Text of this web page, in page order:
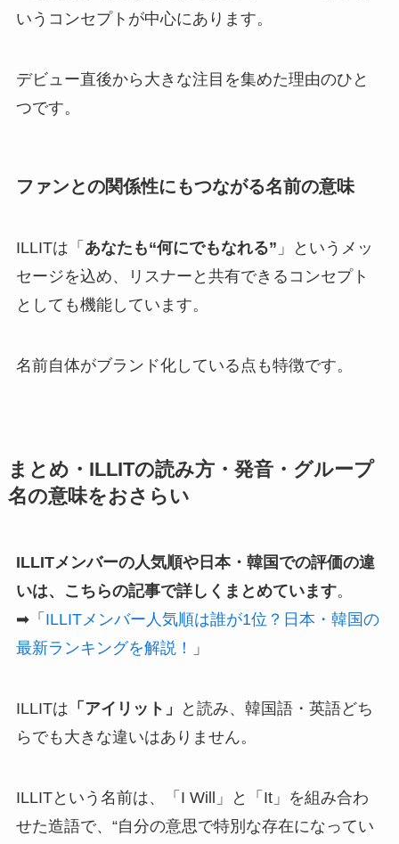
いうコンセプトが中心にあります。
デビュー直後から大きな注目を集めた理由のひと
つです。
ファンとの関係性にもつながる名前の意味
ILLITは「 あなたも“何にでもなれる” 」というメッ
セージを込め、リスナーと共有できるコンセプト
としても機能しています。
名前自体がブランド化している点も特徴です。
まとめ・ILLITの読み方・発音・グループ
名の意味をおさらい
ILLITメンバーの人気順や日本・韓国での評価の違
いは、こちらの記事で詳しくまとめています。
➡「 ILLITメンバー人気順は誰が1位？日本・韓国の
最新ランキングを解説！
」
ILLITは 「アイリット」
と読み、韓国語・英語どち
らでも大きな違いはありません。
ILLITという名前は、「I Will」と「It」を組み合わ
せた造語で、“自分の意思で特別な存在になってい